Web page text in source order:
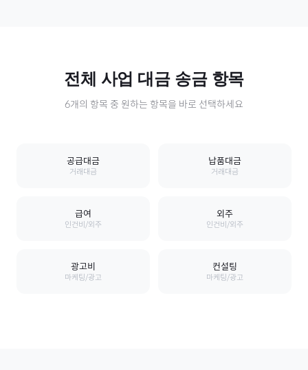
전체 사업 대금송금 항목
6개의 항목 중 원하는 항목을 바로 선택하세요
공급대금
거래대금
납품대금
거래대금
급여
인건비/외주
외주
인건비/외주
광고비
마케팅/광고
컨설팅
마케팅/광고